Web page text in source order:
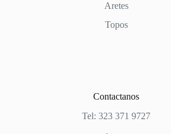
Aretes
Topos
Contactanos
Tel: 323 371 9727